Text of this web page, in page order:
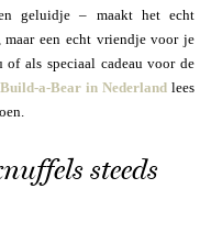
geluidje – maakt het echt
een echt vriendje voor je
of als speciaal cadeau voor de
Build-a-Bear in Nederlandlees
steeds